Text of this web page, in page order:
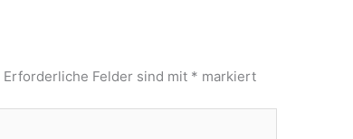
Erforderliche Felder sind mit * markiert